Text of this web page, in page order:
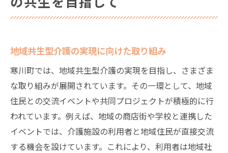
地域共生型介護の実現に向けた取り組み
寒川町では、地域共生型介護の実現を目指し、さまざま
な取り組みが展開されています。その一環として、地域
住民との交流イベントや共同プロジェクトが積極的に行
われています。例えば、地域の商店街や学校と連携した
イベントでは、介護施設の利用者と地域住民が直接交流
する機会を設けています。これにより、利用者は地域社